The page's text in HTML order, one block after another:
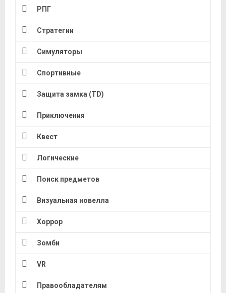
РПГ
Стратегии
Симуляторы
Спортивные
Защита замка (TD)
Приключения
Квест
Логические
Поиск предметов
Визуальная новелла
Хоррор
Зомби
VR
Правообладателям